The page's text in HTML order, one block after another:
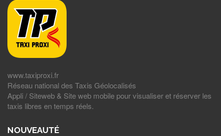
www.taxiproxi.fr
Réseau national des Taxis Géolocalisés
Appli / Siteweb & Site web mobile pour visualiser et réserver les
taxis libres en temps réels.
NOUVEAUTÉ